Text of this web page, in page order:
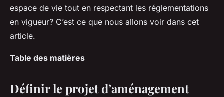
espace de vie tout en respectant les réglementations
en vigueur? C’est ce que nous allons voir dans cet
article.
Table des matières
Définir le projet d’aménagement